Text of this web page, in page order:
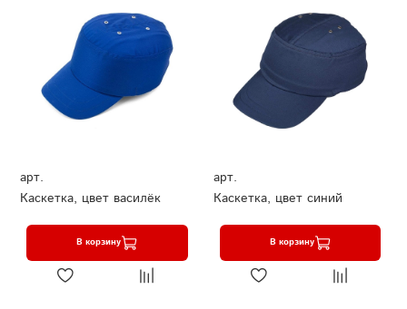
арт.
Каскетка, цвет василёк
В корзину
арт.
Каскетка, цвет синий
В корзину